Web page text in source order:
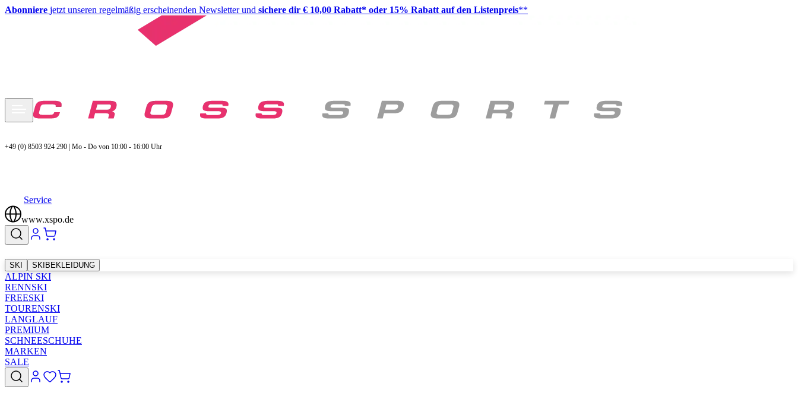
Abonniere jetzt unseren regelmäßig erscheinenden Newsletter und sichere dir € 10,00 Rabatt* oder 15% Rabatt auf den Listenpreis**
+49 (0) 8503 924 290 | Mo - Do von 10:00 - 16:00 Uhr
Service
www.xspo.de
SKI SKIBEKLEIDUNG
ALPIN SKI
RENNSKI
FREESKI
TOURENSKI
LANGLAUF
PREMIUM
SCHNEESCHUHE
MARKEN
SALE